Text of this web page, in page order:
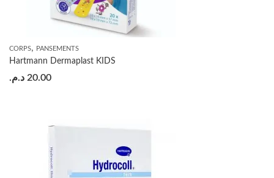
CORPS, PANSEMENTS
Hartmann Dermaplast KIDS
20.00 د.م.